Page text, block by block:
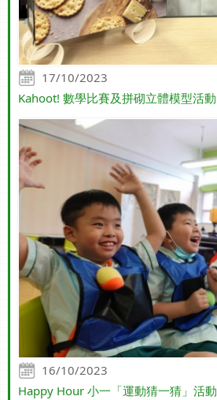
17/10/2023
Kahoot! 數學比賽及拼砌立體模型活動
16/10/2023
Happy Hour 小一「運動猜一猜」活動